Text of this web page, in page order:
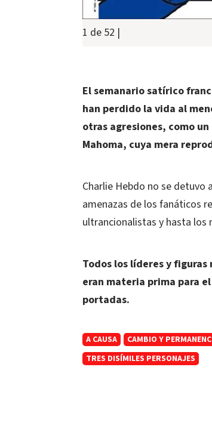
1 de 52 |
El semanario satírico
han perdido la vida al
otras agresiones, como
Mahoma, cuya mera
Charlie Hebdo no se detuvo
amenazas de los fanáticos
ultrancionalistas y hasta los
Todos los líderes y
eran materia prima para
portadas.
A CAUSA CAMBIO Y
TRES DISÍMILES PERSONAJES